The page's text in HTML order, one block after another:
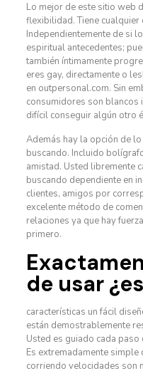
Lo mejor de este sitio web
flexibilidad. Tiene cualquier
Independientemente de si
espiritual antecedentes;
también íntimamente
eres gay, directamente o
en outpersonal.com. Sin
consumidores son
difícil conseguir algún otro
Además hay la opción de
buscando. Incluido
amistad. Usted libremente
buscando dependiente en
clientes, amigos por
excelente método de
relaciones ya que hay
primero.
de usar
características un fácil
están demostrablemente
Usted es guiado cada
Es extremadamente
corriendo velocidades son